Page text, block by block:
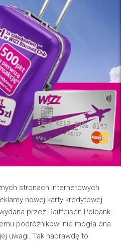
stronach internetowych
nowej karty kredytowej
przez Raiffeisen Polbank.
podróżnikowi nie mogła ona
uwagi. Tak naprawdę to